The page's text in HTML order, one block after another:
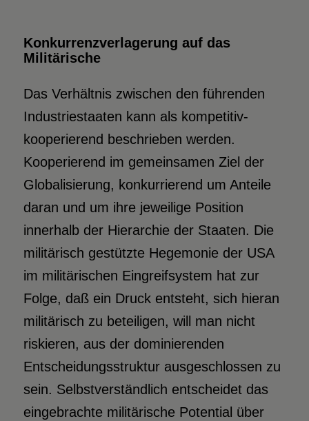
Konkurrenzverlagerung auf das
Militärische
Das Verhältnis zwischen den führenden
Industriestaaten kann als kompetitiv-
kooperierend beschrieben werden.
Kooperierend im gemeinsamen Ziel der
Globalisierung, konkurrierend um Anteile
daran und um ihre jeweilige Position
innerhalb der Hierarchie der Staaten. Die
militärisch gestützte Hegemonie der USA
im militärischen Eingreifsystem hat zur
Folge, daß ein Druck entsteht, sich hieran
militärisch zu beteiligen, will man nicht
riskieren, aus der dominierenden
Entscheidungsstruktur ausgeschlossen zu
sein. Selbstverständlich entscheidet das
eingebrachte militärische Potential über